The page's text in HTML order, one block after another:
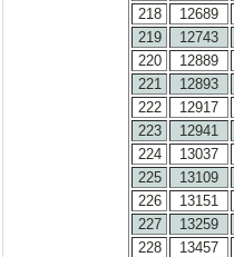
218
12689
219
12743
220
12889
221
12893
222
12917
223
12941
224
13037
225
13109
226
13151
227
13259
228
13457